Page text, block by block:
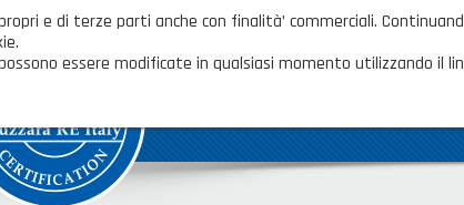
e di terze parti anche con finalità’ commerciali.
essere modificate in qualsiasi momento utilizzando il